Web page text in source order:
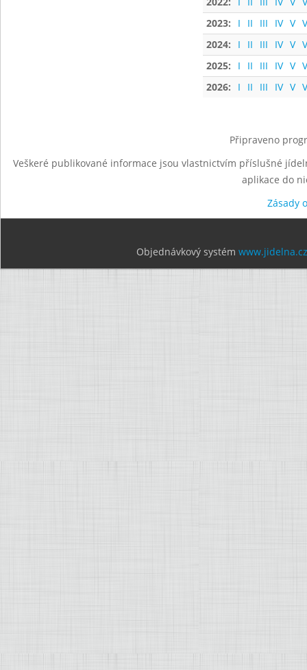
2023:
I II III IV V
2024:
I II III IV V
2025:
I II III IV V
2026:
I II III IV V
Připraveno
Veškeré publikované informace jsou vlastnictvím příslušné
aplikace do
Zásady
Objednávkový systém www.jidelna.cz